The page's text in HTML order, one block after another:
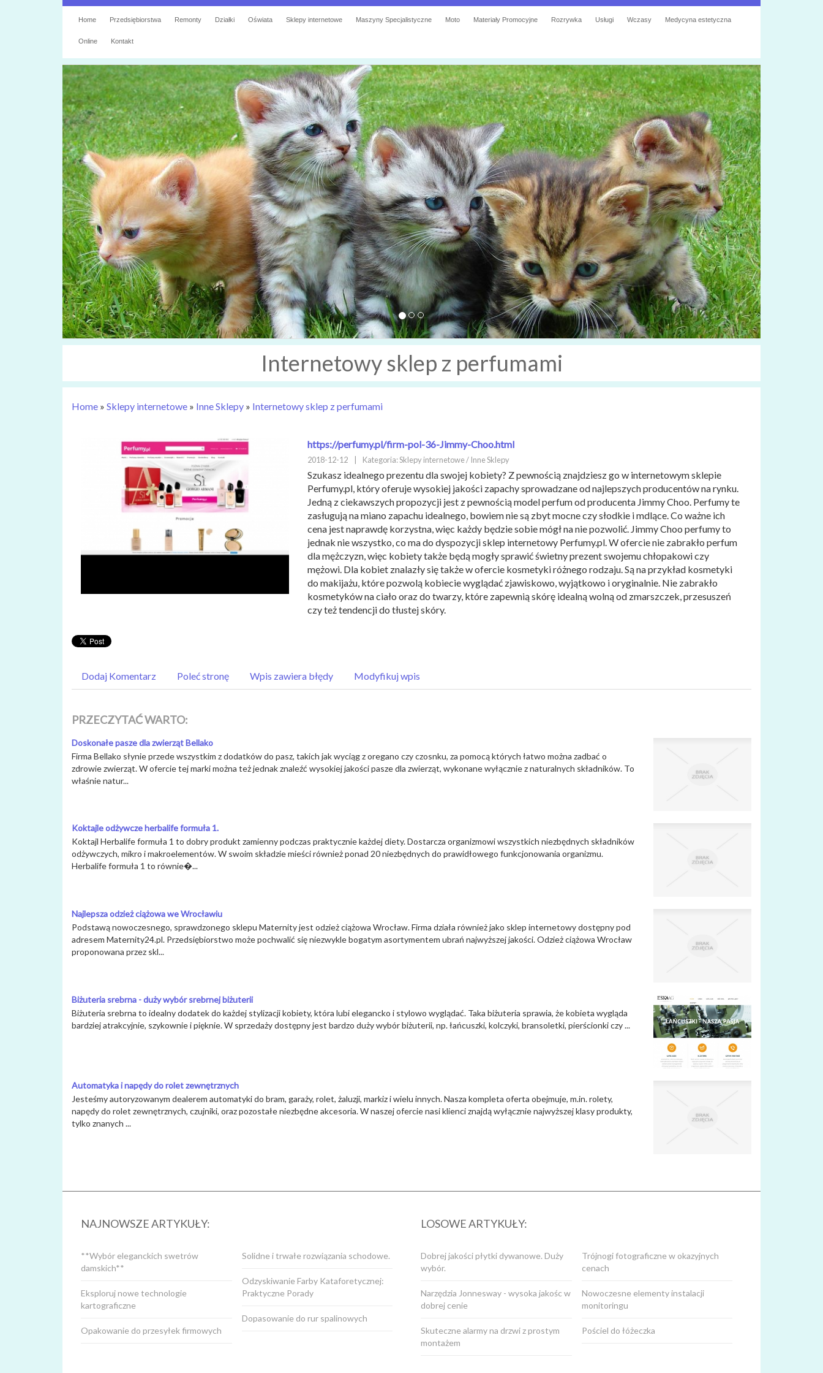
Home Przedsiębiorstwa Remonty Działki Oświata Sklepy internetowe Maszyny Specjalistyczne Moto Materiały Promocyjne Rozrywka Usługi Wczasy Medycyna estetyczna
Online Kontakt
Internetowy sklep z perfumami
Home » Sklepy internetowe » Inne Sklepy » Internetowy sklep z perfumami
https://perfumy.pl/firm-pol-36-Jimmy-Choo.html
2018-12-12 | Kategoria: Sklepy internetowe / Inne Sklepy
Szukasz idealnego prezentu dla swojej kobiety? Z pewnością znajdziesz go w internetowym sklepie
Perfumy.pl, który oferuje wysokiej jakości zapachy sprowadzane od najlepszych producentów na rynku.
Jedną z ciekawszych propozycji jest z pewnością model perfum od producenta Jimmy Choo. Perfumy te
zasługują na miano zapachu idealnego, bowiem nie są zbyt mocne czy słodkie i mdlące. Co ważne ich
cena jest naprawdę korzystna, więc każdy będzie sobie mógł na nie pozwolić. Jimmy Choo perfumy to
jednak nie wszystko, co ma do dyspozycji sklep internetowy Perfumy.pl. W ofercie nie zabrakło perfum
dla mężczyzn, więc kobiety także będą mogły sprawić świetny prezent swojemu chłopakowi czy
mężowi. Dla kobiet znalazły się także w ofercie kosmetyki różnego rodzaju. Są na przykład kosmetyki
do makijażu, które pozwolą kobiecie wyglądać zjawiskowo, wyjątkowo i oryginalnie. Nie zabrakło
kosmetyków na ciało oraz do twarzy, które zapewnią skórę idealną wolną od zmarszczek, przesuszeń
czy też tendencji do tłustej skóry.
Dodaj Komentarz Poleć stronę Wpis zawiera błędy Modyfikuj wpis
PRZECZYTAĆ WARTO:
Doskonałe pasze dla zwierząt Bellako
Firma Bellako słynie przede wszystkim z dodatków do pasz, takich jak wyciąg z oregano czy czosnku, za pomocą których łatwo można zadbać o
zdrowie zwierząt. W ofercie tej marki można też jednak znaleźć wysokiej jakości pasze dla zwierząt, wykonane wyłącznie z naturalnych składników. To
właśnie natur...
Koktajle odżywcze herbalife formuła 1.
Koktajl Herbalife formuła 1 to dobry produkt zamienny podczas praktycznie każdej diety. Dostarcza organizmowi wszystkich niezbędnych składników
odżywczych, mikro i makroelementów. W swoim składzie mieści również ponad 20 niezbędnych do prawidłowego funkcjonowania organizmu.
Herbalife formuła 1 to równie�...
Najlepsza odzież ciążowa we Wrocławiu
Podstawą nowoczesnego, sprawdzonego sklepu Maternity jest odzież ciążowa Wrocław. Firma działa również jako sklep internetowy dostępny pod
adresem Maternity24.pl. Przedsiębiorstwo może pochwalić się niezwykle bogatym asortymentem ubrań najwyższej jakości. Odzież ciążowa Wrocław
proponowana przez skl...
Biżuteria srebrna - duży wybór srebrnej biżuterii
Biżuteria srebrna to idealny dodatek do każdej stylizacji kobiety, która lubi elegancko i stylowo wyglądać. Taka biżuteria sprawia, że kobieta wygląda
bardziej atrakcyjnie, szykownie i pięknie. W sprzedaży dostępny jest bardzo duży wybór biżuterii, np. łańcuszki, kolczyki, bransoletki, pierścionki czy ...
Automatyka i napędy do rolet zewnętrznych
Jesteśmy autoryzowanym dealerem automatyki do bram, garaży, rolet, żaluzji, markiz i wielu innych. Nasza kompleta oferta obejmuje, m.in. rolety,
napędy do rolet zewnętrznych, czujniki, oraz pozostałe niezbędne akcesoria. W naszej ofercie nasi klienci znajdą wyłącznie najwyższej klasy produkty,
tylko znanych ...
NAJNOWSZE ARTYKUŁY:
Solidne i trwałe rozwiązania schodowe.
**Wybór eleganckich swetrów
damskich**
Odzyskiwanie Farby Kataforetycznej:
Praktyczne Porady
Eksploruj nowe technologie
kartograficzne
Dopasowanie do rur spalinowych
Opakowanie do przesyłek firmowych
LOSOWE ARTYKUŁY:
Trójnogi fotograficzne w okazyjnych
cenach
Dobrej jakości płytki dywanowe. Duży
wybór.
Nowoczesne elementy instalacji
monitoringu
Narzędzia Jonnesway - wysoka jakośc w
dobrej cenie
Pościel do łóżeczka
Skuteczne alarmy na drzwi z prostym
montażem